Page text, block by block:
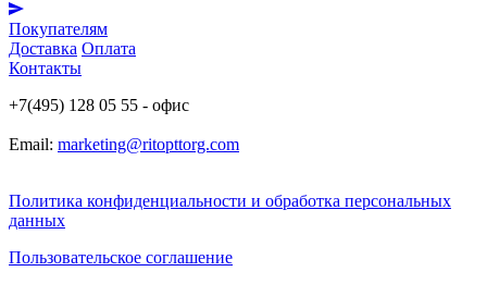
Покупателям
Доставка Оплата
Контакты
+7(495) 128 05 55 - офис
Email: marketing@ritopttorg.com
Политика конфиденциальности и обработка персональных
данных
Пользовательское соглашение